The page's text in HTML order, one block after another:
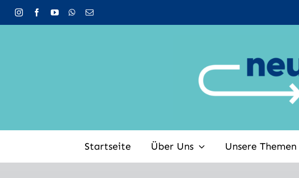
Zum
Inhalt
Startseite Über Uns Unsere Themen